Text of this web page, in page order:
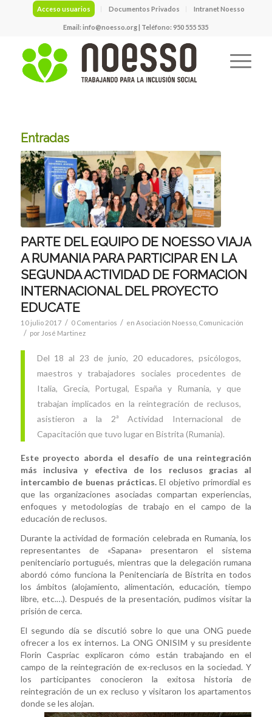
Acceso usuarios Documentos Privados Intranet Noesso
Email:info@noesso.org| Teléfono: 950 555 535
Entradas
PARTE DEL EQUIPO DE NOESSO VIAJA
A RUMANIA PARA PARTICIPAR EN LA
SEGUNDA ACTIVIDAD DE FORMACION
INTERNACIONAL DEL PROYECTO
EDUCATE
10 julio 2017 / 0 Comentarios / en Asociación Noesso, Comunicación
/ por José Martinez
Del 18 al 23 de junio, 20 educadores, psicólogos,
maestros y trabajadores sociales procedentes de
Italia, Grecia, Portugal, España y Rumania, y que
trabajan implicados en la reintegración de reclusos,
asistieron a la 2ª Actividad Internacional de
Capacitación que tuvo lugar en Bistrita (Rumania).
Este proyecto aborda el desafío de una reintegración
más inclusiva y efectiva de los reclusos gracias al
intercambio de buenas prácticas.El objetivo primordial es
que las organizaciones asociadas compartan experiencias,
enfoques y metodologías de trabajo en el campo de la
educación de reclusos.
Durante la actividad de formación celebrada en Rumania, los
representantes de «Sapana» presentaron el sistema
penitenciario portugués, mientras que la delegación rumana
abordó cómo funciona la Penitenciaría de Bistrita en todos
los ámbitos (alojamiento, alimentación, educación, tiempo
libre, etc.…). Después de la presentación, pudimos visitar la
prisión de cerca.
El segundo día se discutió sobre lo que una ONG puede
ofrecer a los ex internos. La ONG ONISIM y su presidente
Florin Caspriac explicaron cómo están trabajando en el
campo de la reintegración de ex-reclusos en la sociedad. Y
los participantes conocieron la exitosa historia de
reintegración de un ex recluso y visitaron los apartamentos
donde se les alojan.